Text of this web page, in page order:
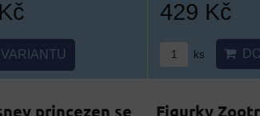
429 Kč
ks DO
princezen se
Figurky